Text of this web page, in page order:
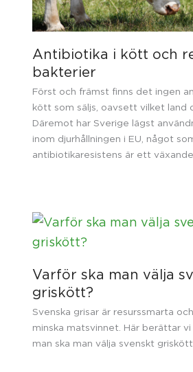
Antibiotika i kött och
bakterier
Först och främst finns det ingen
kött som säljs, oavsett vilket land
Däremot har Sverige lägst
inom djurhållningen i EU, något
antibiotikaresistens är ett
Varför ska man välja
griskött?
Svenska grisar är resurssmarta
minska matsvinnet. Här berättar
man ska man välja svenskt griskött.